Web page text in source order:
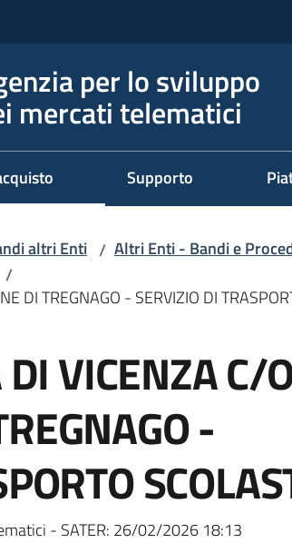
per lo sviluppo
mercati telematici
Supporto
altri Enti / Altri Enti - Bandi e
/
DI TREGNAGO - SERVIZIO DI
VICENZA C/
-
- SATER: 26/02/2026 18:13